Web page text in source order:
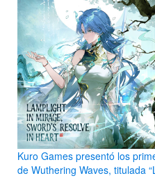
Kuro Games presentó los
de Wuthering Waves, titulada